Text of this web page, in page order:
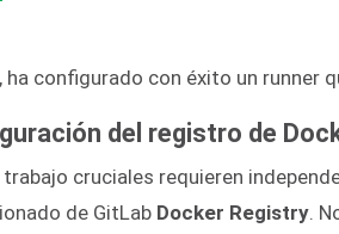
configurado con éxito un runner
del registro de
cruciales requieren
de GitLab Docker Registry .